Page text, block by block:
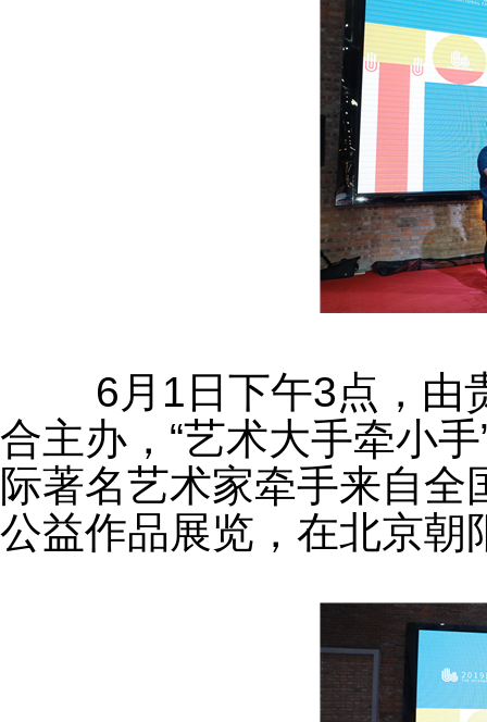
合主办，“艺术大手牵小
际著名艺术家牵手来自
公益作品展览，在北京朝